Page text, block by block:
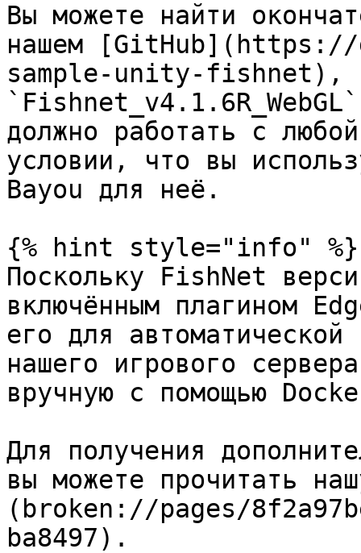
Вы можете найти
нашем [GitHub](https://
sample-unity-fishnet),
должно работать с
условии, что вы
Bayou для неё.
{% hint style="info" %}
Поскольку FishNet
включённым плагином
его для автоматической
нашего игрового
вручную с помощью
Для получения
вы можете прочитать
(broken://pages/
ba8497).